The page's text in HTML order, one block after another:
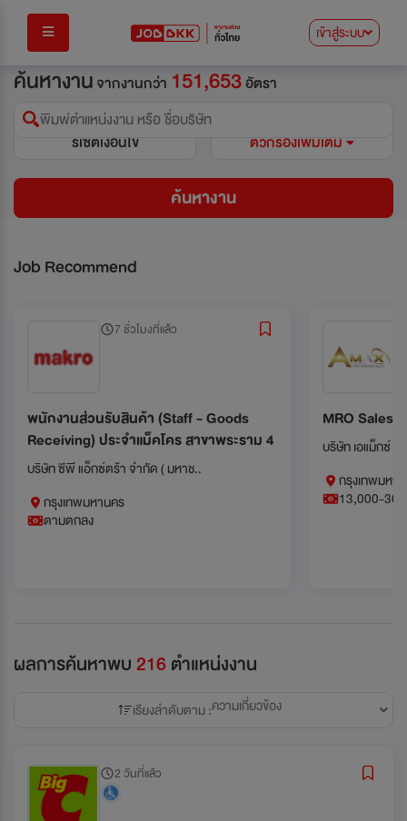
เข้าสู่ระบบ
ค้นหางานจากงานกว่า 151,653อัตรา
พิมพ์ตำแหน่งงาน หรือ ชื่อบริษัท
รีเซ็ตเงื่อนไข
ตัวกรองเพิ่มเติม
ค้นหางาน
Job Recommend
7 ชั่วโมงที่แล้ว
พนักงานส่วนรับสินค้า (Staff - Goods
Receiving) ประจำแม็คโคร สาขาพระราม 4
บริษัท ซีพี แอ็กซ์ตร้า จำกัด ( มหาช..
กรุงเทพมหานคร
ตามตกลง
MRO Sales
บริษัท เอแม็กซ์ อิ
กรุงเทพมหา
13,000-
ผลการค้นหาพบ216ตำแหน่งงาน
เรียงลำดับตาม :ความเกี่ยวข้อง
2 วันที่แล้ว